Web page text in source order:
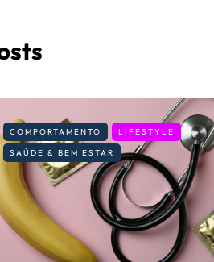
COMPORTAMENTO
LIFESTYLE
SAÚDE & BEM ESTAR